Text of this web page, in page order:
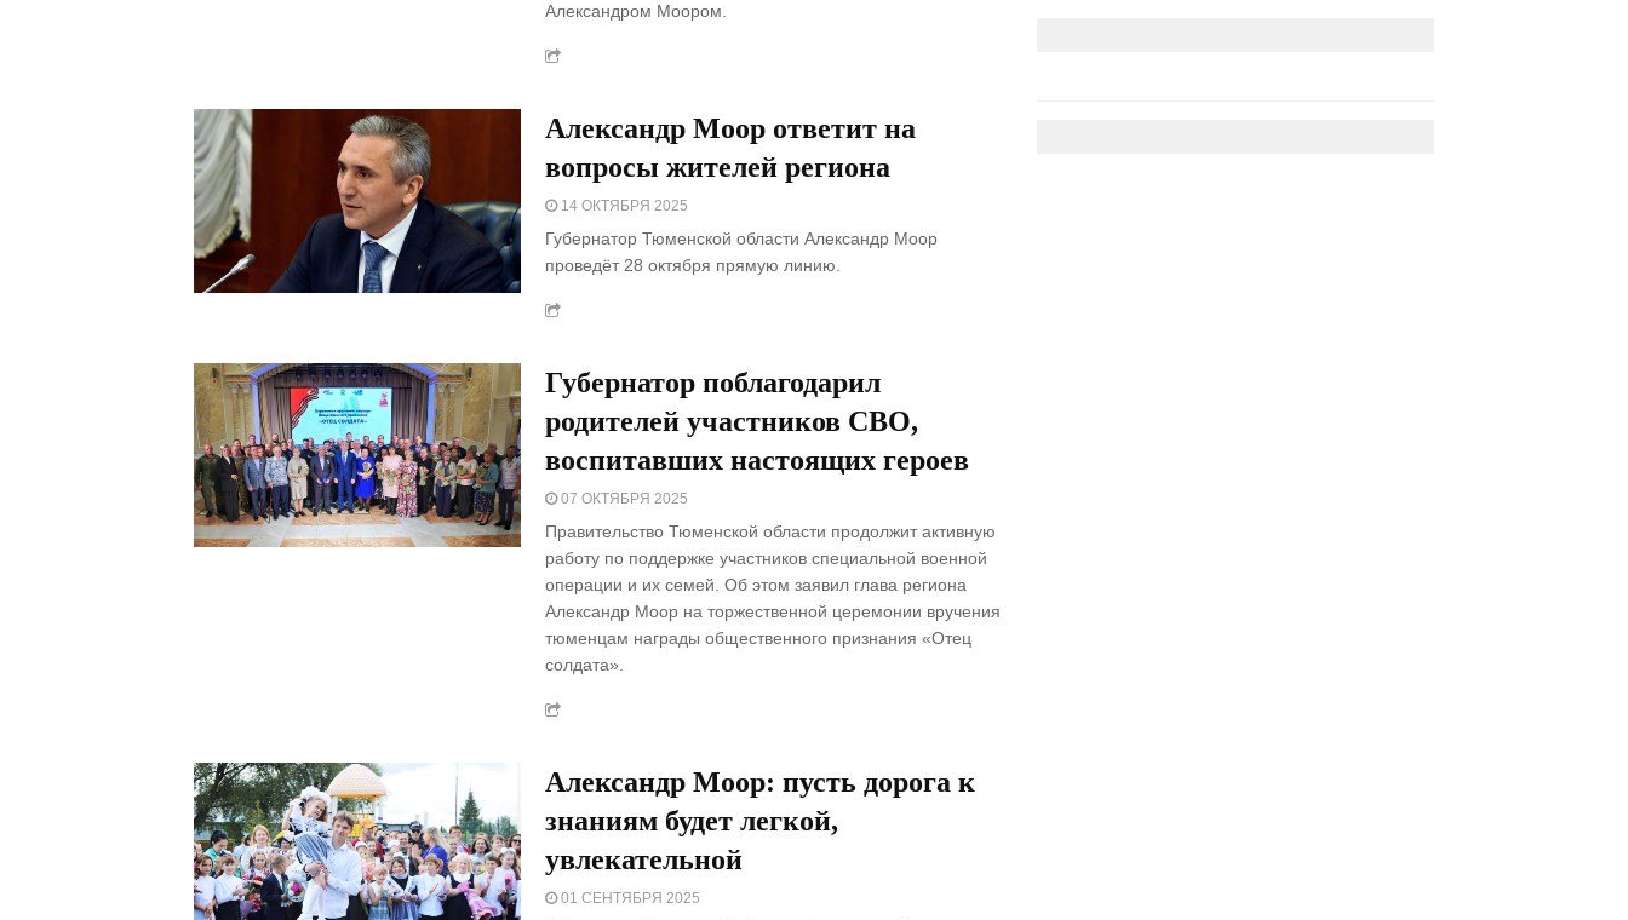
Александром Моором.
Александр Моор ответит на
вопросы жителей региона
14 ОКТЯБРЯ 2025
Губернатор Тюменской области Александр Моор
проведёт 28 октября прямую линию.
Губернатор поблагодарил
родителей участников СВО,
воспитавших настоящих героев
07 ОКТЯБРЯ 2025
Правительство Тюменской области продолжит активную
работу по поддержке участников специальной военной
операции и их семей. Об этом заявил глава региона
Александр Моор на торжественной церемонии вручения
тюменцам награды общественного признания «Отец
солдата».
Александр Моор: пусть дорога к
знаниям будет легкой,
увлекательной
01 СЕНТЯБРЯ 2025